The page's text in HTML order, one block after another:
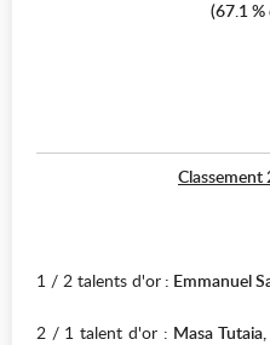
(67.1 %
1 / 2 talents d'or : Emmanuel
2 / 1 talent d'or : Masa